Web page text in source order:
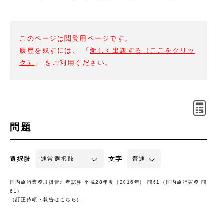
このページは閲覧用ページです。
履歴を残すには、 「 新しく出題する（ここをクリッ
ク）
」 をご利用ください。
問題
選択肢 文字
国内旅行業務取扱管理者試験 平成28年度（2016年） 問61（国内旅行実務 問
61）
（訂正依頼・報告はこちら）